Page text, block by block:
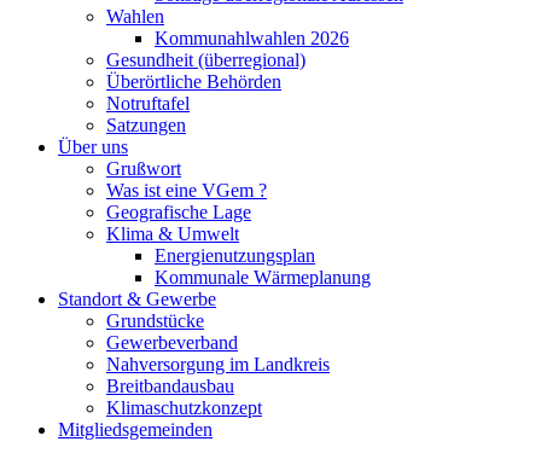
Wahlen
Kommunahlwahlen 2026
Gesundheit (überregional)
Überörtliche Behörden
Notruftafel
Satzungen
Über uns
Grußwort
Was ist eine VGem ?
Geografische Lage
Klima & Umwelt
Energienutzungsplan
Kommunale Wärmeplanung
Standort & Gewerbe
Grundstücke
Gewerbeverband
Nahversorgung im Landkreis
Breitbandausbau
Klimaschutzkonzept
Mitgliedsgemeinden